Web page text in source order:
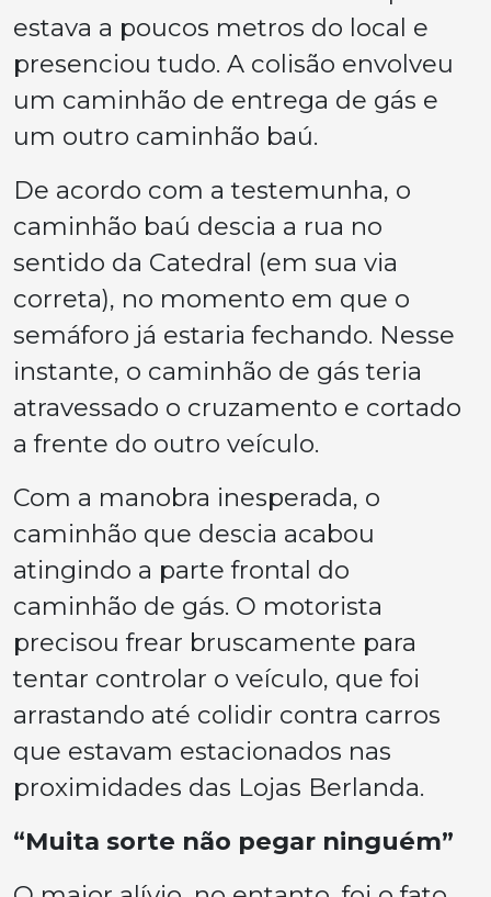
estava a poucos metros do local e
presenciou tudo. A colisão envolveu
um caminhão de entrega de gás e
um outro caminhão baú.
De acordo com a testemunha, o
caminhão baú descia a rua no
sentido da Catedral (em sua via
correta), no momento em que o
semáforo já estaria fechando. Nesse
instante, o caminhão de gás teria
atravessado o cruzamento e cortado
a frente do outro veículo.
Com a manobra inesperada, o
caminhão que descia acabou
atingindo a parte frontal do
caminhão de gás. O motorista
precisou frear bruscamente para
tentar controlar o veículo, que foi
arrastando até colidir contra carros
que estavam estacionados nas
proximidades das Lojas Berlanda.
“Muita sorte não pegar ninguém”